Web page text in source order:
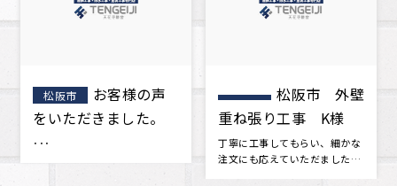
松阪市
お客様の声
をいただきました。
･･･
松阪市 外壁
重ね張り工事 K様
丁寧に工事してもらい、細かな
注文にも応えていただました。